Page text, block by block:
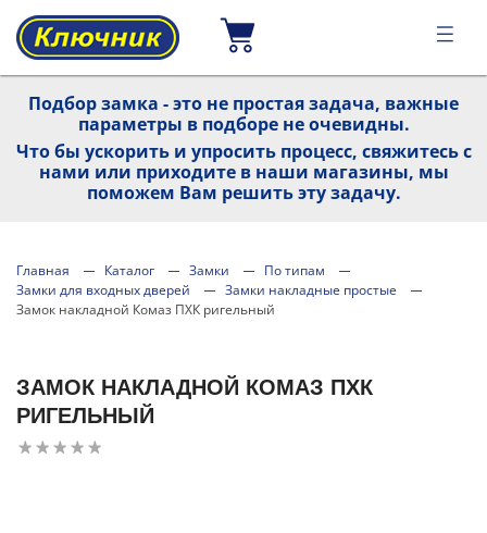
Подбор замка - это не простая задача, важные
параметры в подборе не очевидны.
Что бы ускорить и упросить процесс, свяжитесь с
нами или приходите в наши магазины, мы
поможем Вам решить эту задачу.
Главная Каталог Замки
По типам
Замки для входных дверей
Замки накладные простые
Замок накладной Комаз ПХК ригельный
ЗАМОК НАКЛАДНОЙ КОМАЗ ПХК
РИГЕЛЬНЫЙ